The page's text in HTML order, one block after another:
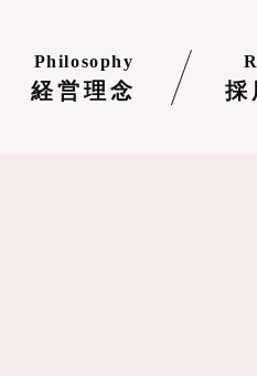
Philosophy
経営理念 採